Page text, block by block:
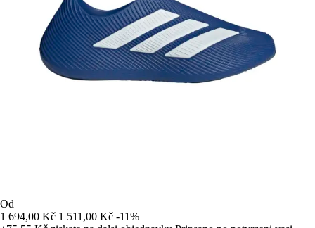
Od
1 694,00 Kč 1 511,00 Kč -11%